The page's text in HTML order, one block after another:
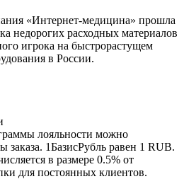
«Интернет-медицина» прошла
недорогих расходных материалов
игрока на быстрорастущем
в России.
лояльности можно
заказа. 1БазисРубль равен 1 RUB.
в размере 0.5% от
для постоянных клиентов.